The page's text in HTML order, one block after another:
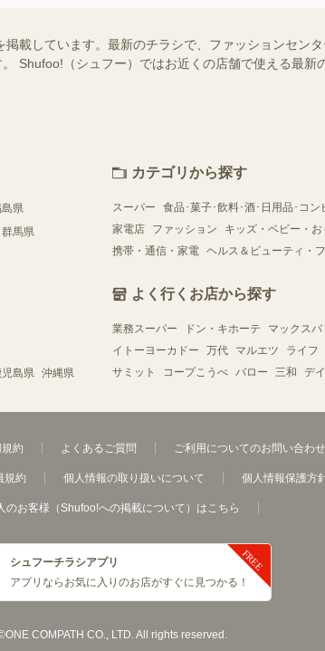
載しています。最新のチラシで、ファッションセン
Shufoo!（シュフー）ではお近くの店舗で使える最新
県
群馬県
児島県 沖縄県
カテゴリから探す
スーパー 食品･菓子･飲料･酒･日用品･コン
家電店
ファッション キッズ・ベビー・お
携帯・通信・家電 ヘルス＆ビューティ・
よく行くお店から探す
業務スーパー ドン・キホーテ マックスバ
イトーヨーカドー
万代 マルエツ ライフ
サミット
コープこうべ バロー 三和 デ
規約 よくあるご質問 ご利用についてのお問い合わせ
規約 個人情報の取り扱いについて 個人情報保護方
のお客様（Shufoo!への掲載について）はこちら
シュフーチラシアプリ
アプリならお気に入りのお店がすぐに見つかる！
COMPATH CO., LTD. All rights reserved.